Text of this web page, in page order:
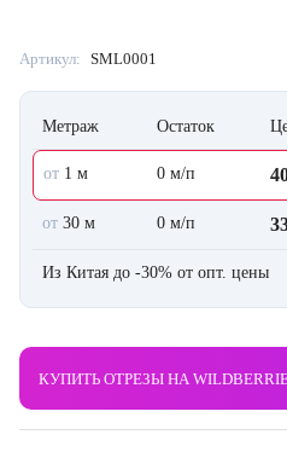
Артикул: SML0001
Метраж Остаток
от 1 м 0 м/п
от 30 м 0 м/п
Из Китая до -30% от опт. цены
КУПИТЬ ОТРЕЗЫ НА